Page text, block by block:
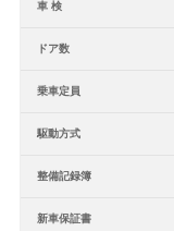
車 検
ドア数
乗車定員
駆動方式
整備記録簿
新車保証書